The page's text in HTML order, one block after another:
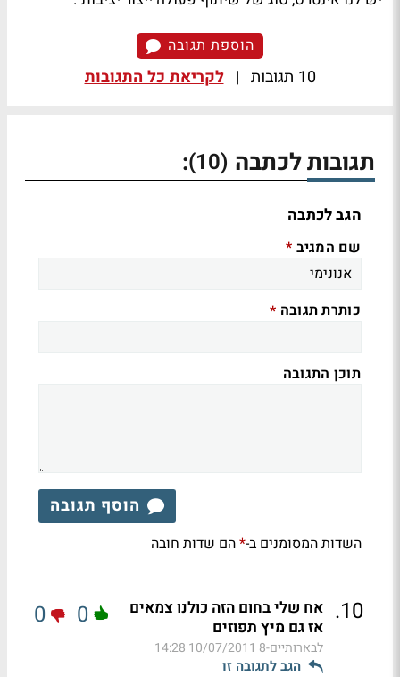
הוספת תגובה
10 תגובות | לקריאת כל התגובות
תגובות לכתבה (10)
:
הגב לכתבה
שם המגיב *
כותרת תגובה *
תוכן התגובה
הוסף תגובה
השדות המסומנים ב-*הם שדות חובה
10
. אח שלי בחום הזה כולנו צמאים
אז גם מיץ תפוזים
לבארותיים-8 10/07/2011 14:28
הגב לתגובה זו
0
0